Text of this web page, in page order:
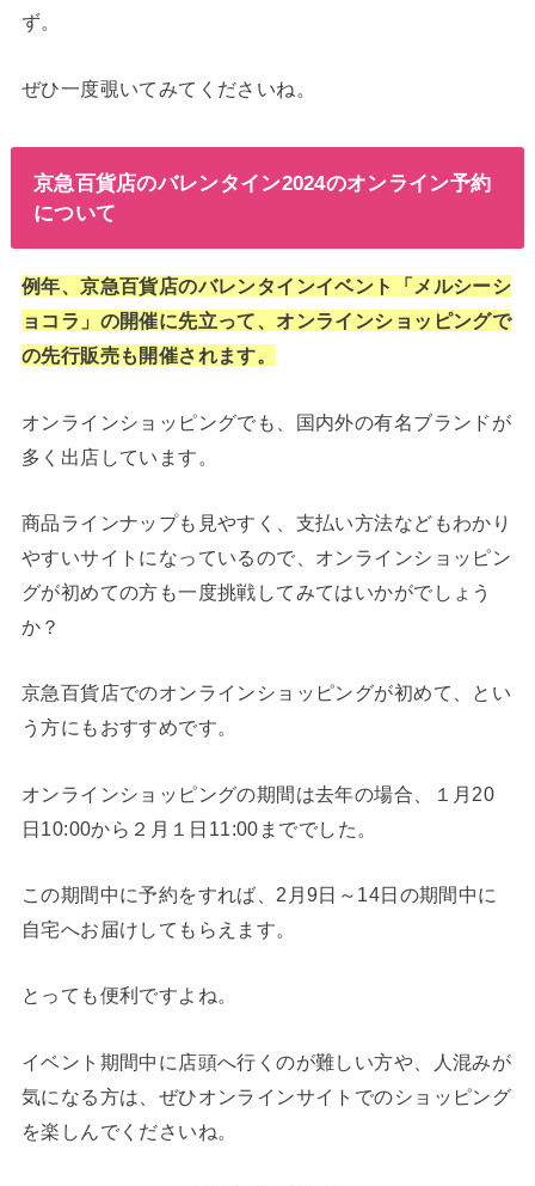
ず。
ぜひ一度覗いてみてくださいね。
京急百貨店のバレンタイン2024のオンライン予約
について
例年、京急百貨店のバレンタインイベント「メルシーシ
ョコラ」の開催に先立って、オンラインショッピングで
の先行販売も開催されます。
オンラインショッピングでも、国内外の有名ブランドが
多く出店しています。
商品ラインナップも見やすく、支払い方法などもわかり
やすいサイトになっているので、オンラインショッピン
グが初めての方も一度挑戦してみてはいかがでしょう
か？
京急百貨店でのオンラインショッピングが初めて、とい
う方にもおすすめです。
オンラインショッピングの期間は去年の場合、１月20
日10:00から２月１日11:00まででした。
この期間中に予約をすれば、2月9日～14日の期間中に
自宅へお届けしてもらえます。
とっても便利ですよね。
イベント期間中に店頭へ行くのが難しい方や、人混みが
気になる方は、ぜひオンラインサイトでのショッピング
を楽しんでくださいね。